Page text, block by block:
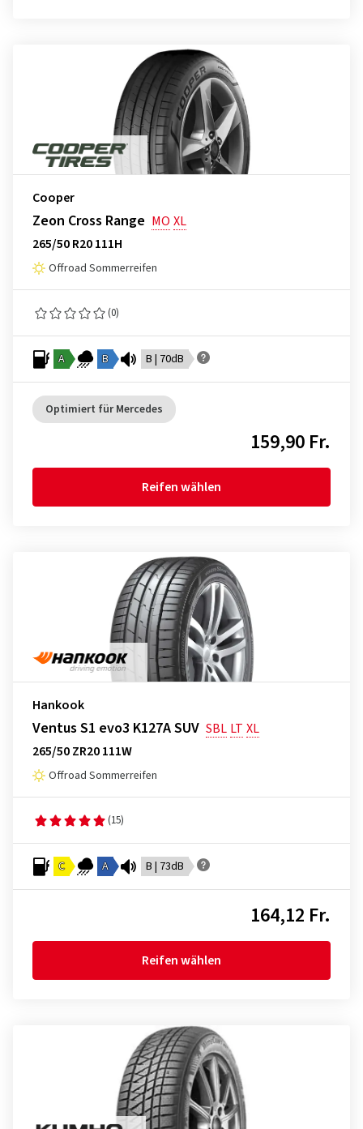
Cooper
Zeon Cross Range MO XL
265/50 R20 111H
Offroad Sommerreifen
(0)
A B B | 70dB
Optimiert für Mercedes
159,90 Fr.
Reifen wählen
Hankook
Ventus S1 evo3 K127A SUV SBL LT XL
265/50 ZR20 111W
Offroad Sommerreifen
(15)
C A B | 73dB
164,12 Fr.
Reifen wählen